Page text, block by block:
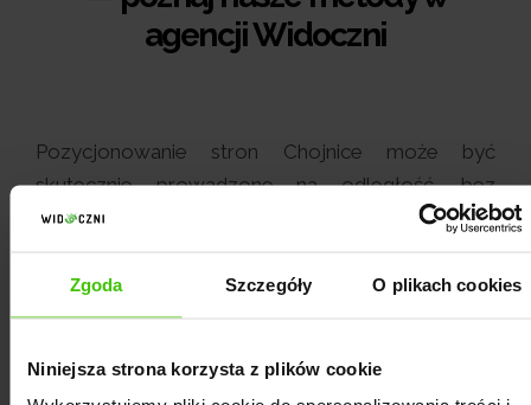
Zgoda Szczegóły O plikach cookies
Niniejsza strona korzysta z plików cookie
agencji Widoczni
Pozycjonowanie stron Chojnice może być
skutecznie prowadzone na odległość, bez
konieczności osobistych spotkań w biurze. Dzięki
realizujemy działania SEO dla firm z Chojnic i
innych miejscowości z całej Polski. Niezależnie od
jakość świadczonych przez nas usług pozostaje